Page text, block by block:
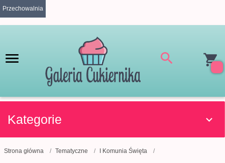
Przechowalnia
Kategorie
Strona główna Tematyczne I Komunia Święta